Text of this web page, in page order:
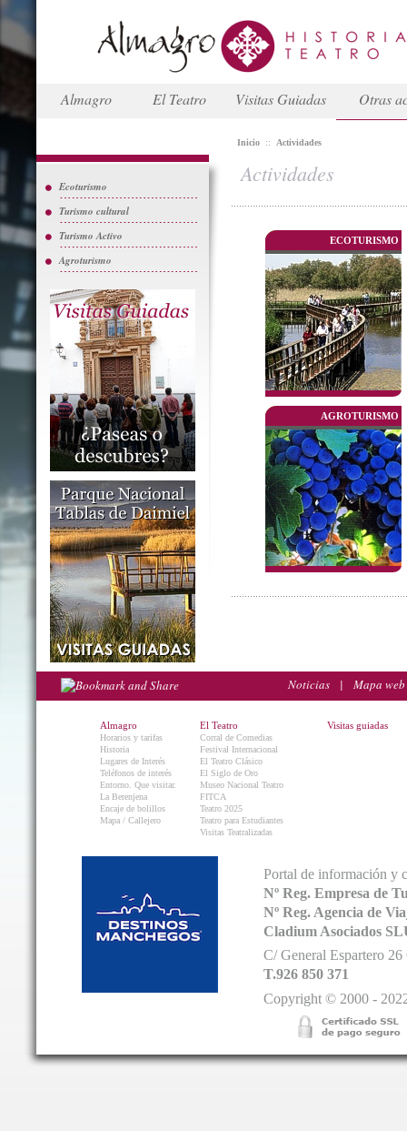
Almagro El Teatro Visitas Guiadas Otras
Ecoturismo
Turismo cultural
Turismo Activo
Agroturismo
Inicio :: Actividades
Actividades
ECOTURISMO
AGROTURISMO
Noticias | Mapa web
Almagro
Horarios y tarifas
Historia
Lugares de Interés
Teléfonos de interés
Entorno. Que visitar.
La Berenjena
Encaje de bolillos
Mapa / Callejero
El Teatro
Corral de Comedias
Festival Internacional
El Teatro Clásico
El Siglo de Oro
Museo Nacional Teatro
FITCA
Teatro 2025
Teatro para Estudiantes
Visitas Teatralizadas
Visitas guiadas
Portal de información y
Nº Reg. Empresa de
Nº Reg. Agencia de
Cladium Asociados
C/ General Espartero
T.926 850 371
Copyright © 2000 -